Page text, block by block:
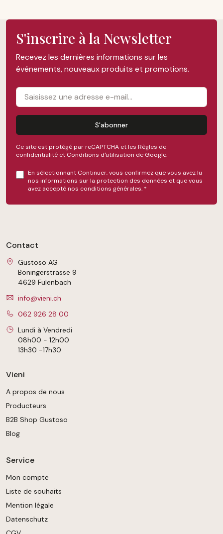
S'inscrire à la Newsletter
Recevez les dernières informations sur les
événements, nouveaux produits et promotions.
S'abonner
Ce site est protégé par reCAPTCHA et les Règles de
confidentialité et Conditions d'utilisation de Google.
En sélectionnant Continuer, vous confirmez que vous avez lu
nos informations sur la protection des données et que vous
avez accepté nos conditions générales. *
Contact
Gustoso AG
Boningerstrasse 9
4629 Fulenbach
info@vieni.ch
062 926 28 00
Lundi à Vendredi
08h00 - 12h00
13h30 -17h30
Vieni
A propos de nous
Producteurs
B2B Shop Gustoso
Blog
Service
Mon compte
Liste de souhaits
Mention légale
Datenschutz